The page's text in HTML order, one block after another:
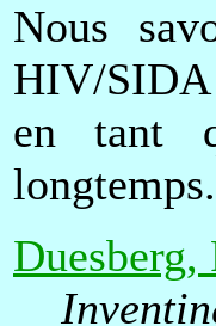
Nous
HIV/SIDA
en tant
Duesberg,